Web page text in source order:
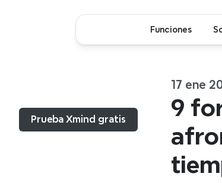
Prueba Xmind gratis
17 ene
9
Funciones